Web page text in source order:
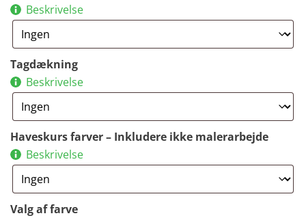
Beskrivelse
Tagdækning
Beskrivelse
Haveskurs farver – Inkludere ikke malerarbejde
Beskrivelse
Valg af farve